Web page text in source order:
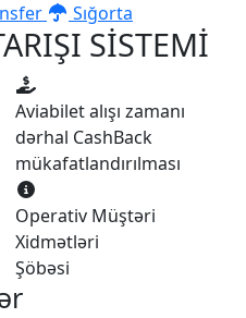
Sığorta
SİSTEMİ
Aviabilet alışı zamanı
dərhal CashBack
mükafatlandırılması
Operativ Müştəri
Xidmətləri
Şöbəsi